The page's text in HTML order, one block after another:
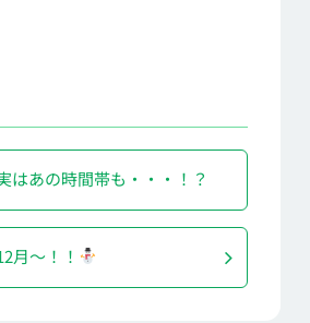
はあの時間帯も・・・！？
月～！！